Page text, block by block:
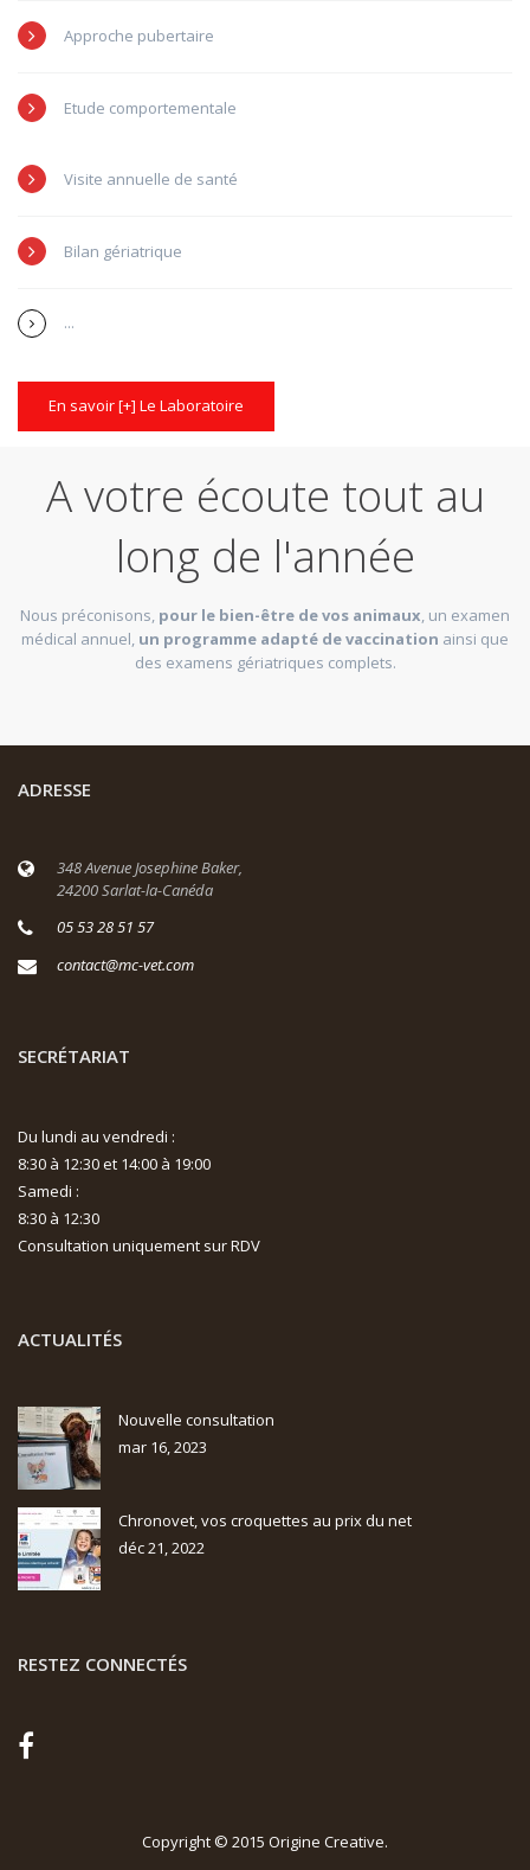
Approche pubertaire
Etude comportementale
Visite annuelle de santé
Bilan gériatrique
...
En savoir [+] Le Laboratoire
A votre écoute tout au
long de l'année
Nous préconisons, pour le bien-être de vos animaux, un examen
médical annuel, un programme adapté de vaccination ainsi que
des examens gériatriques complets.
ADRESSE
348 Avenue Josephine Baker,
24200 Sarlat-la-Canéda
05 53 28 51 57
contact@mc-vet.com
SECRÉTARIAT
Du lundi au vendredi :
8:30 à 12:30 et 14:00 à 19:00
Samedi :
8:30 à 12:30
Consultation uniquement sur RDV
ACTUALITÉS
Nouvelle consultation
mar 16, 2023
Chronovet, vos croquettes au prix du net
déc 21, 2022
RESTEZ CONNECTÉS
Copyright © 2015 Origine Creative.